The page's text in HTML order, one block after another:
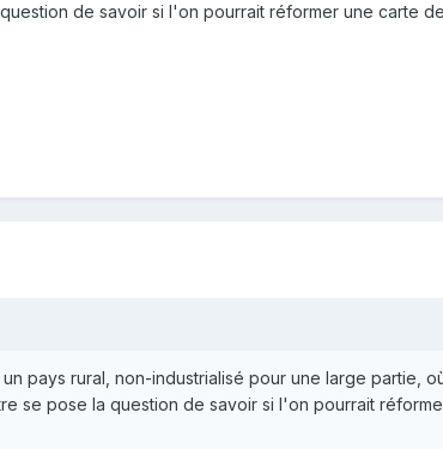
de savoir si l'on pourrait réformer une carte
pays rural, non-industrialisé pour une large partie,
se pose la question de savoir si l'on pourrait